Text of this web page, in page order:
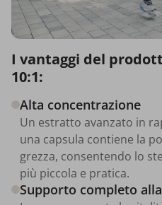
I vantaggi del
10:1:
Alta concentrazione
Un estratto avanzato in
una capsula contiene la
grezza, consentendo lo
più piccola e pratica.
Supporto completo